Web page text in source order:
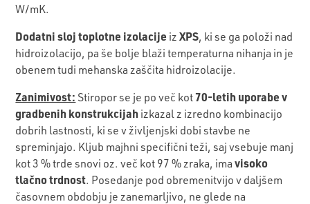
W/mK.
Dodatni sloj toplotne izolacije izXPS, ki se ga položi nad
hidroizolacijo, pa še bolje blaži temperaturna nihanja in je
obenem tudi mehanska zaščita hidroizolacije.
Zanimivost: Stiropor se je po več kot 70-letih uporabe v
gradbenih konstrukcijah izkazal z izredno kombinacijo
dobrih lastnosti, ki se v življenjski dobi stavbe ne
spreminjajo. Kljub majhni specifični teži, saj vsebuje manj
kot 3 % trde snovi oz. več kot 97 % zraka, imavisoko
tlačno trdnost. Posedanje pod obremenitvijo v daljšem
časovnem obdobju je zanemarljivo, ne glede na